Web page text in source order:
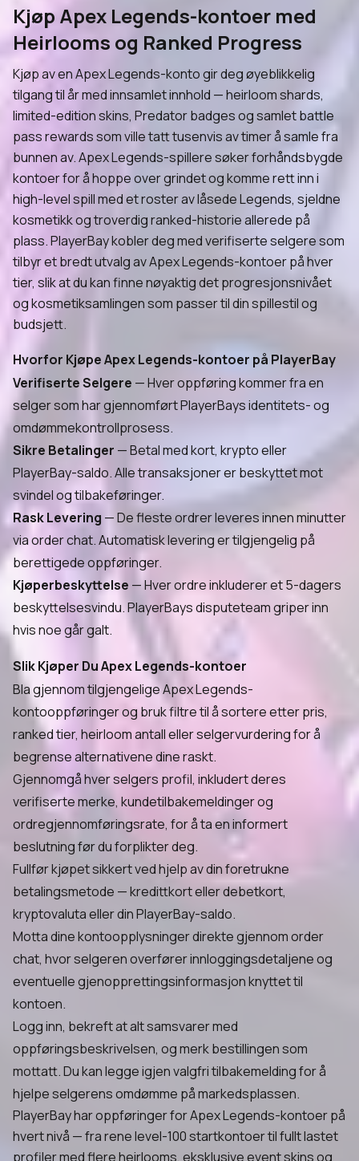
Kjøp Apex Legends-kontoer med
Heirlooms og Ranked Progress
Kjøp av en Apex Legends-konto gir deg øyeblikkelig
tilgang til år med innsamlet innhold — heirloom shards,
limited-edition skins, Predator badges og samlet battle
pass rewards som ville tatt tusenvis av timer å samle fra
bunnen av. Apex Legends-spillere søker forhåndsbygde
kontoer for å hoppe over grindet og komme rett inn i
high-level spill med et roster av låsede Legends, sjeldne
kosmetikk og troverdig ranked-historie allerede på
plass. PlayerBay kobler deg med verifiserte selgere som
tilbyr et bredt utvalg av Apex Legends-kontoer på hver
tier, slik at du kan finne nøyaktig det progresjonsnivået
og kosmetiksamlingen som passer til din spillestil og
budsjett.
Hvorfor Kjøpe Apex Legends-kontoer på PlayerBay
Verifiserte Selgere — Hver oppføring kommer fra en
selger som har gjennomført PlayerBays identitets- og
omdømmekontrollprosess.
Sikre Betalinger — Betal med kort, krypto eller
PlayerBay-saldo. Alle transaksjoner er beskyttet mot
svindel og tilbakeføringer.
Rask Levering — De fleste ordrer leveres innen minutter
via order chat. Automatisk levering er tilgjengelig på
berettigede oppføringer.
Kjøperbeskyttelse — Hver ordre inkluderer et 5-dagers
beskyttelsesvindu. PlayerBays disputeteam griper inn
hvis noe går galt.
Slik Kjøper Du Apex Legends-kontoer
Bla gjennom tilgjengelige Apex Legends-
kontooppføringer og bruk filtre til å sortere etter pris,
ranked tier, heirloom antall eller selgervurdering for å
begrense alternativene dine raskt.
Gjennomgå hver selgers profil, inkludert deres
verifiserte merke, kundetilbakemeldinger og
ordregjennomføringsrate, for å ta en informert
beslutning før du forplikter deg.
Fullfør kjøpet sikkert ved hjelp av din foretrukne
betalingsmetode — kredittkort eller debetkort,
kryptovaluta eller din PlayerBay-saldo.
Motta dine kontoopplysninger direkte gjennom order
chat, hvor selgeren overfører innloggingsdetaljene og
eventuelle gjenopprettingsinformasjon knyttet til
kontoen.
Logg inn, bekreft at alt samsvarer med
oppføringsbeskrivelsen, og merk bestillingen som
mottatt. Du kan legge igjen valgfri tilbakemelding for å
hjelpe selgerens omdømme på markedsplassen.
PlayerBay har oppføringer for Apex Legends-kontoer på
hvert nivå — fra rene level-100 startkontoer til fullt lastet
profiler med flere heirlooms, eksklusive event skins og